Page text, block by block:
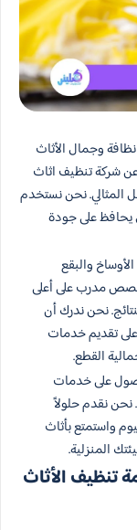
وجمال الأثاث
شركة تنظيف اثاث
المثالي. نحن نستخدم
يحافظ على جودة
والبقع
مدرب على أعلى
نحن ندرك أن
تقديم خدمات
القطع.
على خدمات
نقدم حلولاً
واستمتع بأثاث
المنزلية.
تنظيف الأثاث